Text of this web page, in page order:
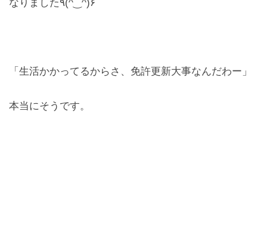
なりました٩(^‿^)۶
「生活かかってるからさ、免許更新大事なんだわー」
本当にそうです。